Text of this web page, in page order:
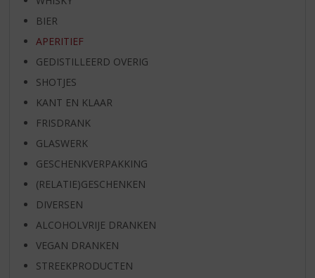
BIER
APERITIEF
GEDISTILLEERD OVERIG
SHOTJES
KANT EN KLAAR
FRISDRANK
GLASWERK
GESCHENKVERPAKKING
(RELATIE)GESCHENKEN
DIVERSEN
ALCOHOLVRIJE DRANKEN
VEGAN DRANKEN
STREEKPRODUCTEN